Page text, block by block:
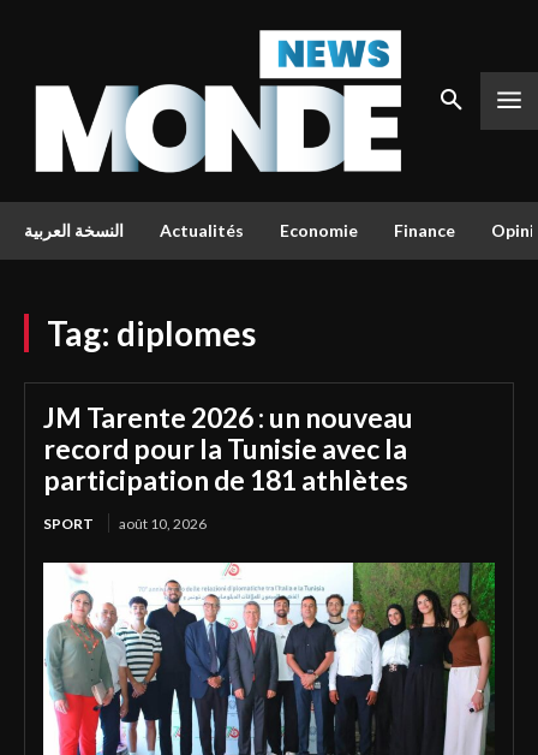
النسخة العربية Actualités Economie Finance
Tag: diplomes
JM Tarente 2026 : un nouveau
record pour la Tunisie avec la
participation de 181 athlètes
SPORT août 10, 2026